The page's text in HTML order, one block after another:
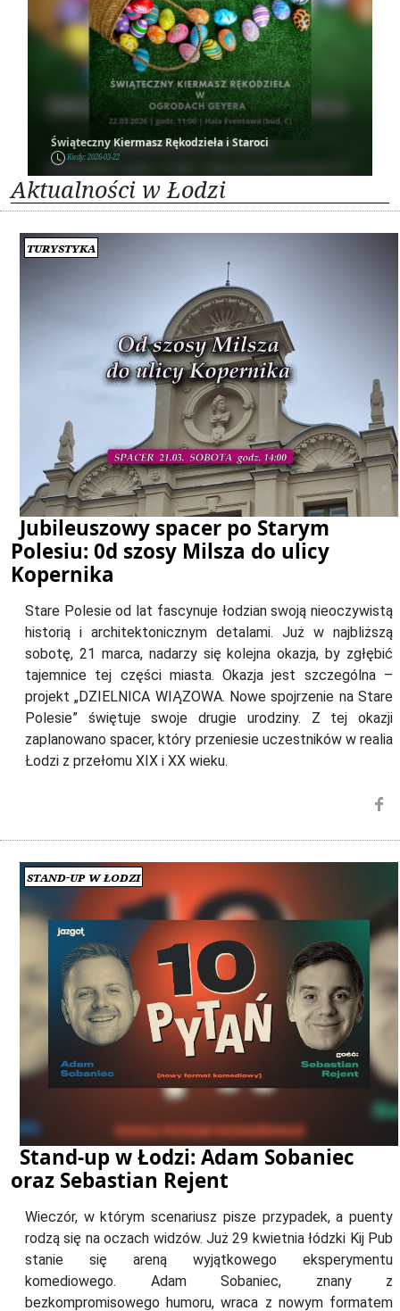
Świąteczny Kiermasz Rękodzieła i Staroci
Kiedy: 2026-03-22
Aktualności w Łodzi
Turystyka
Jubileuszowy spacer po Starym
Polesiu: 0d szosy Milsza do ulicy
Kopernika
Stare Polesie od lat fascynuje łodzian swoją nieoczywistą
historią i architektonicznym detalami. Już w najbliższą
sobotę, 21 marca, nadarzy się kolejna okazja, by zgłębić
tajemnice tej części miasta. Okazja jest szczególna –
projekt „DZIELNICA WIĄZOWA. Nowe spojrzenie na Stare
Polesie” świętuje swoje drugie urodziny. Z tej okazji
zaplanowano spacer, który przeniesie uczestników w realia
Łodzi z przełomu XIX i XX wieku.
Stand-up w Łodzi
Stand-up w Łodzi: Adam Sobaniec
oraz Sebastian Rejent
Wieczór, w którym scenariusz pisze przypadek, a puenty
rodzą się na oczach widzów. Już 29 kwietnia łódzki Kij Pub
stanie się areną wyjątkowego eksperymentu
komediowego. Adam Sobaniec, znany z
bezkompromisowego humoru, wraca z nowym formatem